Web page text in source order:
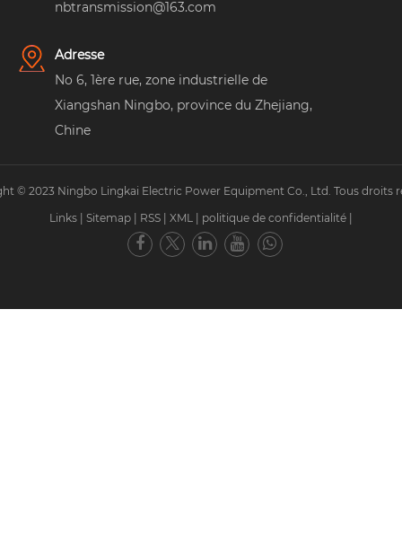
nbtransmission@163.com
Adresse
No 6, 1ère rue, zone industrielle de
Xiangshan Ningbo, province du Zhejiang,
Chine
© 2023 Ningbo Lingkai Electric Power Equipment Co., Ltd. Tous droits
Links
Sitemap RSS XML politique de confidentialité